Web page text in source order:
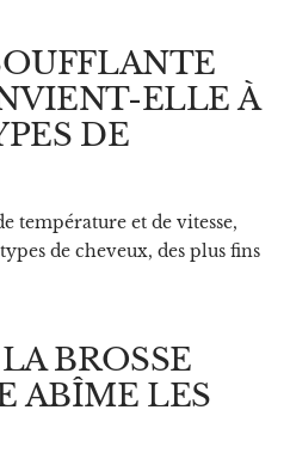
ELLE À
DE
température et de vitesse,
de cheveux, des plus fins
BROSSE
ABÎME LES